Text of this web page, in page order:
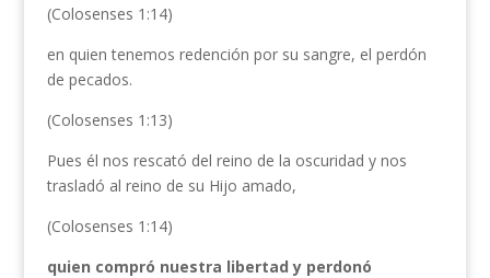
(Colosenses 1:14)
en quien tenemos redención por su sangre, el perdón
de pecados.
(Colosenses 1:13)
Pues él nos rescató del reino de la oscuridad y nos
trasladó al reino de su Hijo amado,
(Colosenses 1:14)
quien compró nuestra libertad y perdonó